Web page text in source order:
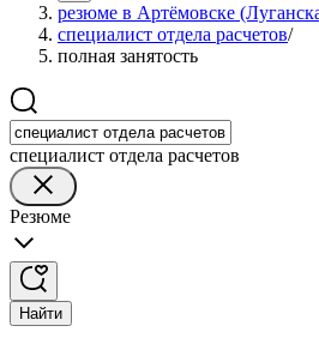
резюме в Артёмовске
специалист отдела расчетов/
полная занятость
специалист отдела расчетов
Резюме
Найти